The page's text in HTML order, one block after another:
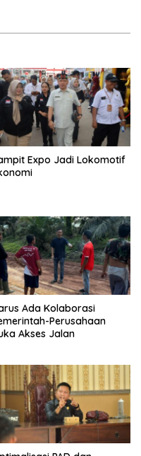
Expo Jadi Lokomotif
Ada Kolaborasi
Perusahaan
Akses Jalan